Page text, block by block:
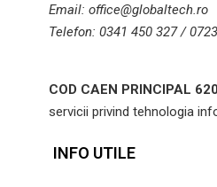
Email: office@globaltech.ro
Telefon: 0341 450 327 /
COD CAEN PRINCIPAL
servicii privind tehnologia
INFO UTILE